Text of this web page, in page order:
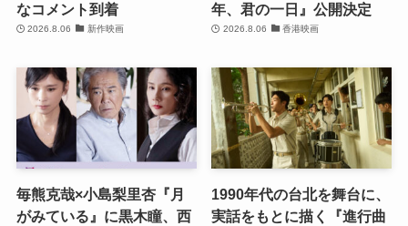
なコメント到着
2026.8.06 新作映画
年、君の一日』公開決定
2026.8.06 香港映画
毎熊克哉×小島梨里杏『月
がみている』に黒木瞳、西
1990年代の台北を舞台に、
実話をもとに描く『進行曲